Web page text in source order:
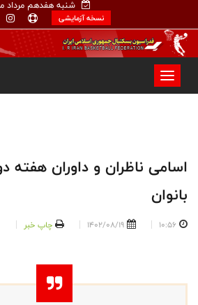
شنبه هفدهم مرداد
نسخه آزمایشی
اسامی ناظران و داوران هفته
بانوان
10:56
1402/08/19 چاپ خبر